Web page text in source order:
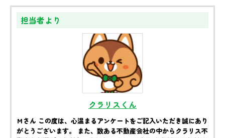
担当者より
クラリスくん
Ｍさん この度は、心温まるアンケートをご記入いただき誠にあり
がとうございます。 また、数ある不動産会社の中からクラリス不